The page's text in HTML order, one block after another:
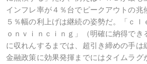
インフレ率が４％台でピークアウトの兆
５％幅の利上げは継続の姿勢だ。「ｃ
ｏｎｖｉｎｃｉｎｇ」（明確に納得でき
に収れんするまでは、超引き締めの手は
金融政策に効果発揮までにはタイムラグ